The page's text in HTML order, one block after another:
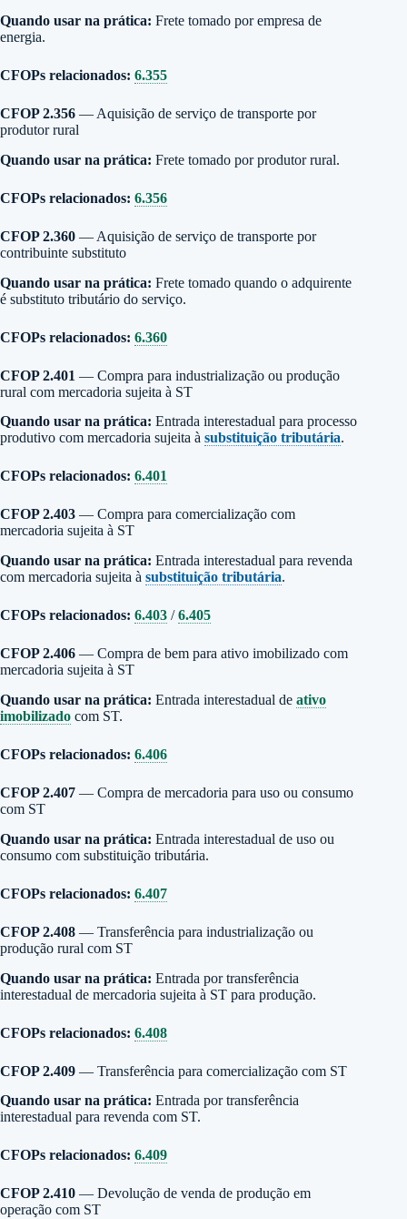
Quando usar na prática: Frete tomado por empresa de
energia.
CFOPs relacionados: 6.355
CFOP 2.356 — Aquisição de serviço de transporte por
produtor rural
Quando usar na prática: Frete tomado por produtor rural.
CFOPs relacionados: 6.356
CFOP 2.360 — Aquisição de serviço de transporte por
contribuinte substituto
Quando usar na prática: Frete tomado quando o adquirente
é substituto tributário do serviço.
CFOPs relacionados: 6.360
CFOP 2.401 — Compra para industrialização ou produção
rural com mercadoria sujeita à ST
Quando usar na prática: Entrada interestadual para processo
produtivo com mercadoria sujeita à substituição tributária.
CFOPs relacionados: 6.401
CFOP 2.403 — Compra para comercialização com
mercadoria sujeita à ST
Quando usar na prática: Entrada interestadual para revenda
com mercadoria sujeita à substituição tributária.
CFOPs relacionados: 6.403 /6.405
CFOP 2.406 — Compra de bem para ativo imobilizado com
mercadoria sujeita à ST
Quando usar na prática: Entrada interestadual de ativo
imobilizado com ST.
CFOPs relacionados: 6.406
CFOP 2.407 — Compra de mercadoria para uso ou consumo
com ST
Quando usar na prática: Entrada interestadual de uso ou
consumo com substituição tributária.
CFOPs relacionados: 6.407
CFOP 2.408 — Transferência para industrialização ou
produção rural com ST
Quando usar na prática: Entrada por transferência
interestadual de mercadoria sujeita à ST para produção.
CFOPs relacionados: 6.408
CFOP 2.409 — Transferência para comercialização com ST
Quando usar na prática: Entrada por transferência
interestadual para revenda com ST.
CFOPs relacionados: 6.409
CFOP 2.410 — Devolução de venda de produção em
operação com ST